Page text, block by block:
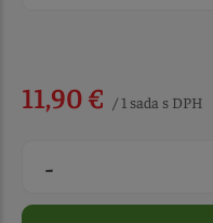
11,90 € / 1 sada s DPH
-